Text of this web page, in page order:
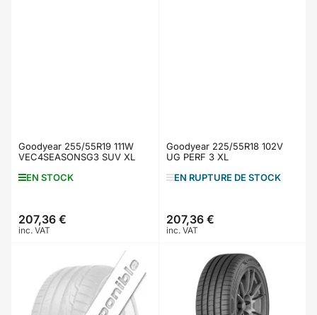
Goodyear 255/55R19 111W
VEC4SEASONSG3 SUV XL
EN STOCK
Prix
207,36 €
inc. VAT
Goodyear 225/55R18 102V
UG PERF 3 XL
EN RUPTURE DE STOCK
Prix
207,36 €
inc. VAT